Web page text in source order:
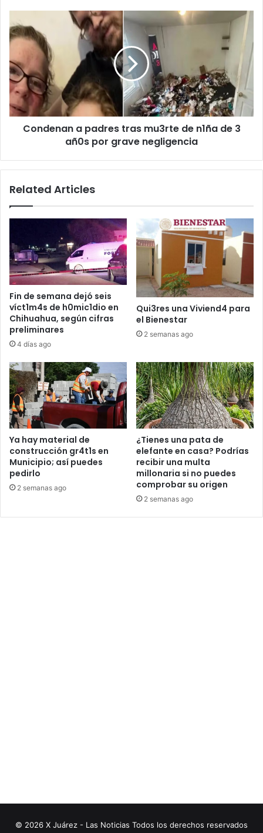
a
padres
mu3rte
de
n1ña
de
3
añ0sCondenan a padres tras mu3rte de n1ña de 3
añ0s por grave negligencia
Related Articles
Fin de semana dejó seis
víct1m4s de h0mic1dio en
Chihuahua, según cifras
preliminares
4 días ago
Qui3res una Viviend4 para
el Bienestar
2 semanas ago
Ya hay material de
construcción gr4t1s en
Municipio; así puedes
pedirlo
2 semanas ago
¿Tienes una pata de
elefante en casa? Podrías
recibir una multa
millonaria si no puedes
comprobar su origen
2 semanas ago
© 2026 X Juárez - Las Noticias Todos los derechos reservados